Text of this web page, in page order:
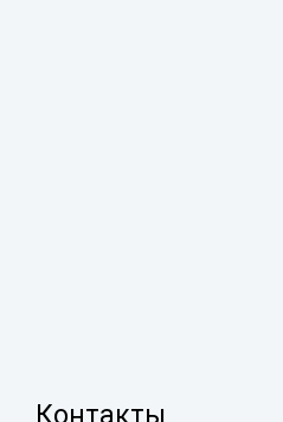
Контакты